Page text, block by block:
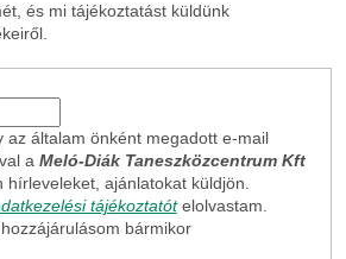
és mi tájékoztatást küldünk
az általam önként megadott e-mail
a Meló-Diák Taneszközcentrum Kft
hírleveleket, ajánlatokat küldjön.
tájékoztatót elolvastam.
bármikor